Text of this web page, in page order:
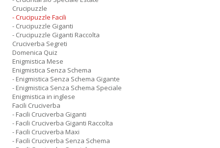
Crucipuzzle
- Crucipuzzle Facili
- Crucipuzzle Giganti
- Crucipuzzle Giganti Raccolta
Cruciverba Segreti
Domenica Quiz
Enigmistica Mese
Enigmistica Senza Schema
- Enigmistica Senza Schema Gigante
- Enigmistica Senza Schema Speciale
Enigmistica in inglese
Facili Cruciverba
- Facili Cruciverba Giganti
- Facili Cruciverba Giganti Raccolta
- Facili Cruciverba Maxi
- Facili Cruciverba Senza Schema